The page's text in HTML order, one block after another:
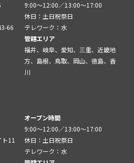
66
9:00～12:00／13:00～17:00
休日：土日祝祭日
テレワーク：水
管轄エリア
福井、岐阜、愛知、三重、近畿地
方、島根、鳥取、岡山、徳島、香
川
11
オープン時間
9:00～12:00／13:00～17:00
休日：土日祝祭日
テレワーク：水